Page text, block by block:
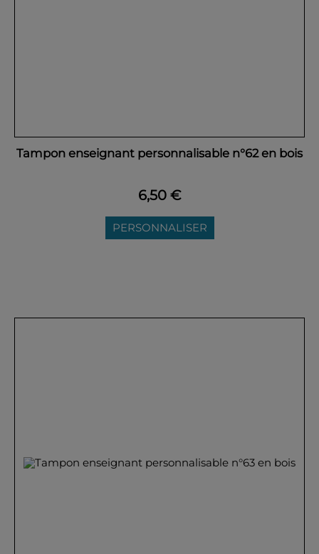
Tampon enseignant personnalisable n°62 en bois
6,50 €
PERSONNALISER